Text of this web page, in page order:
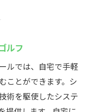
ルフ
ルでは、自宅で手軽
ことができます。シ
術を駆使したシステ